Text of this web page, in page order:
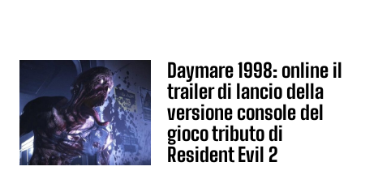
Daymare 1998: online il
trailer di lancio della
versione console del
gioco tributo di
Resident Evil 2